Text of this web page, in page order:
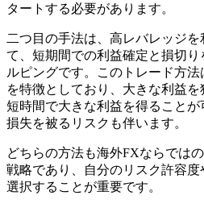
タートする必要があります。
二つ目の手法は、高レバレッジ
て、短期間での利益確定と損切
ルピングです。このトレード方
を特徴としており、大きな利益を
短時間で大きな利益を得ること
損失を被るリスクも伴います。
どちらの方法も海外FXならでは
戦略であり、自分のリスク許容
選択することが重要です。